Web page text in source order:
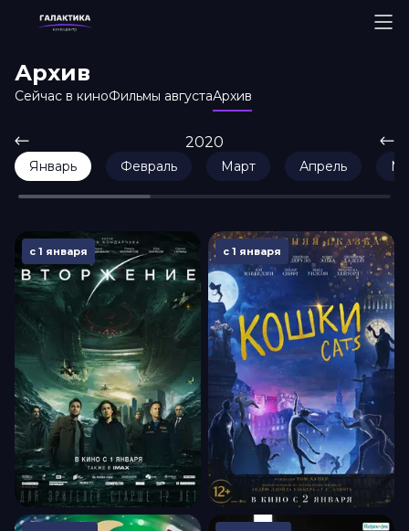
Архив
Сейчас в киноФильмы августаАрхив
2020
Январь Февраль Март Апрель
с 1 января с 1 января